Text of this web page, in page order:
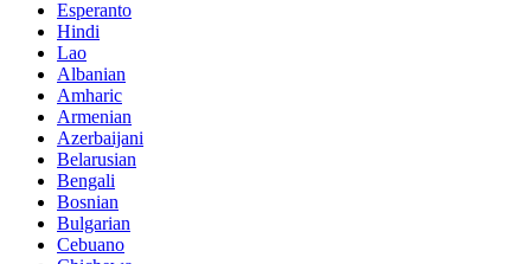
Esperanto
Hindi
Lao
Albanian
Amharic
Armenian
Azerbaijani
Belarusian
Bengali
Bosnian
Bulgarian
Cebuano